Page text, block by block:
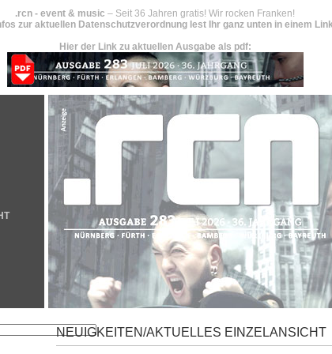
.rcn - event & music – Seit 36 Jahren gratis! Wir rocken Franken!
zur aktuellen Datenschutzverordnung lest Ihr ganz unten in einem
Hier der Link zu aktuellen Ausgabe als pdf:
NEUIGKEITEN/AKTUELLES EINZELANSICHT